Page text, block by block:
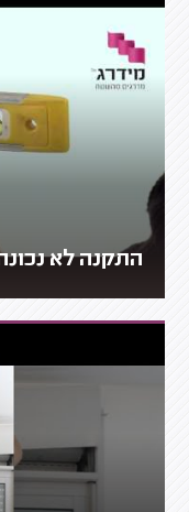
התקנה לא